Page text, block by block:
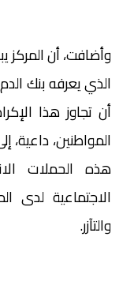
وأضافت، أن
الذي يعرفه بنك
أن تجاوز هذا
المواطنين، داعية،
هذه الحملات
الاجتماعية لدى
والتآزر.